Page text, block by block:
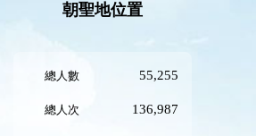
朝聖地位置
總人數 55,255
總人次 136,987